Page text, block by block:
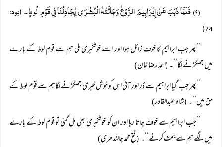
(۹) فَلَمَّا ذَہَبَ عَنْ إِبْرَاہِیمَ الرَّوْعُ وَجَائَتْہُ الْبُشْرَی یُجَادِلُنَا فِی قَوْمِ لُوطٍ۔ (ہود:
74)
’’پھر جب ابراہیم کا خوف زائل ہوا اور اسے خوشخبری ملی ہم سے قوم لوط کے بارے
میں جھگڑنے لگا‘‘۔ (احمد رضا خان)
’’پھر جب گیا ابراہیم سے ڈر اور آئی اس کو خوش خبری جھگڑنے لگا ہم سے قوم لوط کے
حق میں‘‘۔ (شاہ عبدالقادر)
’’جب ابراہیم سے خوف جاتا رہا اور ان کو خوشخبری بھی مل گئی تو قوم لوط کے بارے
میں لگے ہم سے بحث کرنے‘‘۔ (فتح محمد جالندھری)